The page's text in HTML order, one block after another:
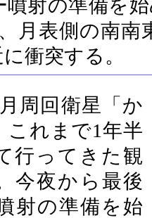
射の準備を
月表側の南
衝突する。
周回衛星「か
これまで1年半
行ってきた観
今夜から最後
射の準備を始